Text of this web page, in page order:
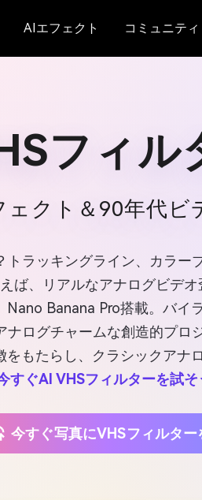
AIエフェクト コミュニティ
フィル
クト＆90年代ビ
ラッキングライン、カラ
ば、リアルなアナログビデ
Banana Pro搭載。バイ
ログチャームな創造的プ
もたらし、クラシックアナ
すぐAI VHSフィルターを試
今すぐ写真にVHSフィルター